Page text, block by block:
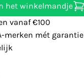
het winkelmandje
vanaf €100
merken mét garantie